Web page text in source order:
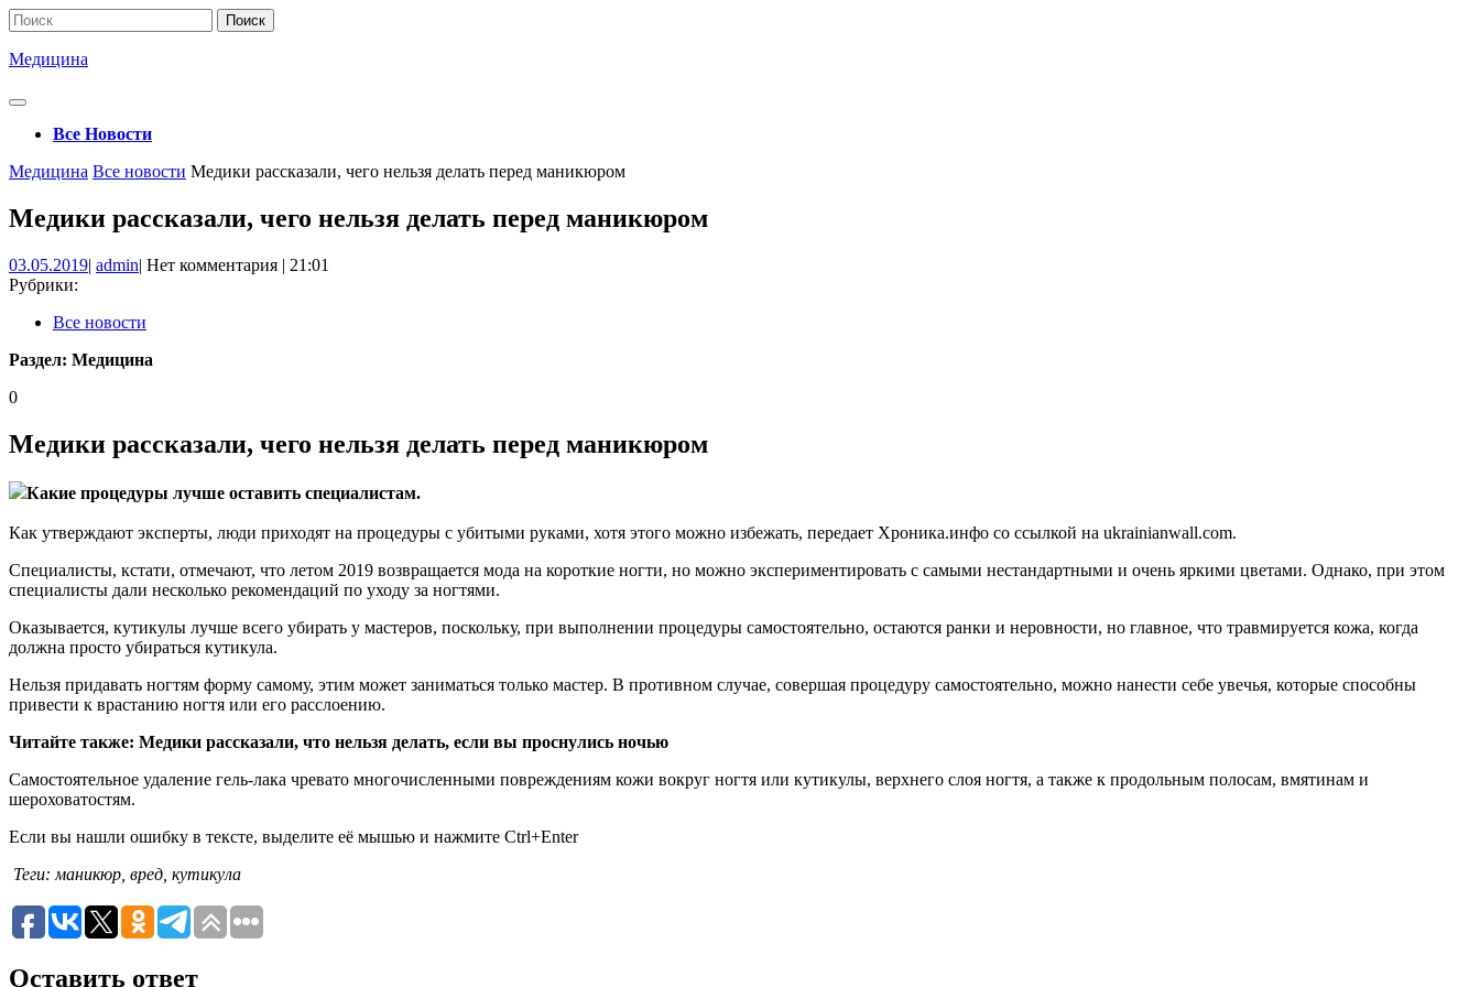
Перейти
к
содержимому
Поиск
по:
Медицина
Кнопка
ОткрытьВсе Новости
Кнопка
Медицина Все новости Медики рассказали, чего нельзя делать перед маникюром
Медики рассказали, чего нельзя делать перед маникюром
03.05.201903.05.2019
| adminadmin
| Нет комментария | 21:01
Рубрики:
Все новости
Раздел: Медицина
0
Медики рассказали, чего нельзя делать перед маникюром
Какие процедуры лучше оставить специалистам.
Как утверждают эксперты, люди приходят на процедуры с убитыми руками, хотя этого можно избежать, передает Хроника.инфо со ссылкой на ukrainianwall.com.
Специалисты, кстати, отмечают, что летом 2019 возвращается мода на короткие ногти, но можно экспериментировать с самыми нестандартными и очень яркими цветами. Однако, при этом
специалисты дали несколько рекомендаций по уходу за ногтями.
Оказывается, кутикулы лучше всего убирать у мастеров, поскольку, при выполнении процедуры самостоятельно, остаются ранки и неровности, но главное, что травмируется кожа, когда
должна просто убираться кутикула.
Нельзя придавать ногтям форму самому, этим может заниматься только мастер. В противном случае, совершая процедуру самостоятельно, можно нанести себе увечья, которые способны
привести к врастанию ногтя или его расслоению.
Читайте также: Медики рассказали, что нельзя делать, если вы проснулись ночью
Самостоятельное удаление гель-лака чревато многочисленными повреждениям кожи вокруг ногтя или кутикулы, верхнего слоя ногтя, а также к продольным полосам, вмятинам и
шероховатостям.
Если вы нашли ошибку в тексте, выделите её мышью и нажмите Ctrl+Enter
Теги: маникюр, вред, кутикула
Оставить ответ